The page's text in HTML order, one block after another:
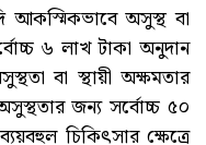
আকস্মিকভাবে অসুস্থ বা
৬ লাখ টাকা অনুদান
বা স্থায়ী অক্ষমতার
জন্য সর্বোচ্চ ৫০
চিকিৎসার ক্ষেত্রে